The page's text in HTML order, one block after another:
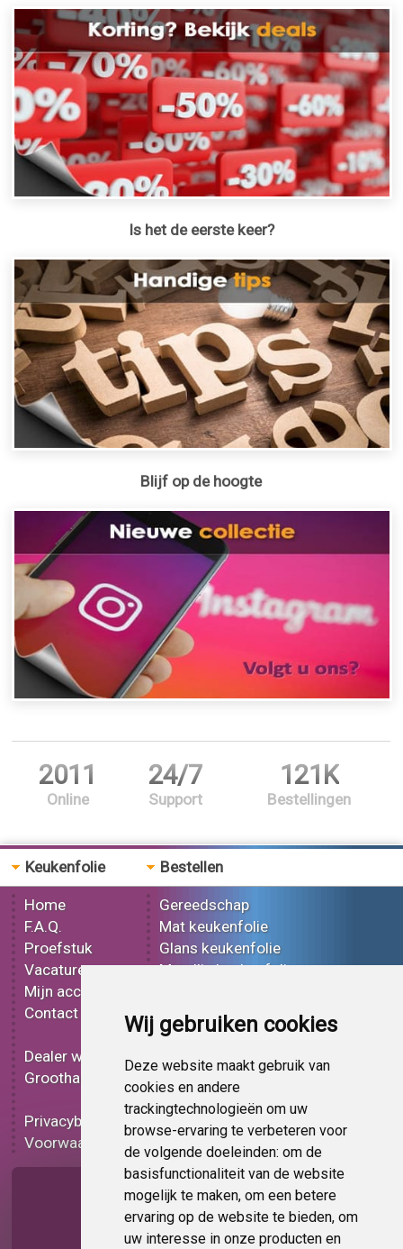
Wij gebruiken cookies
Deze website maakt gebruik van
cookies en andere
trackingtechnologieën om uw
browse-ervaring te verbeteren voor
de volgende doeleinden: om de
basisfunctionaliteit van de website
mogelijk te maken, om een betere
ervaring op de website te bieden, om
uw interesse in onze producten en
Is het de eerste keer?
Blijf op de hoogte
2011
Online
24/7
Support
121K
Bestellingen
Keukenfolie
Home
F.A.Q.
Proefstuk
Vacatures
Mijn account
Contact
Dealer worden
Groothandel
Privacybeleid
Voorwaarden
Bestellen
Gereedschap
Mat keukenfolie
Glans keukenfolie
Metallic keukenfolie
Effect keukenfolie
Bedrukt keukenfolie
Carbon keukenfolie
Lampen folie
Functionele folie
Keukenfolie korting
Op bestelling
Pagina delen